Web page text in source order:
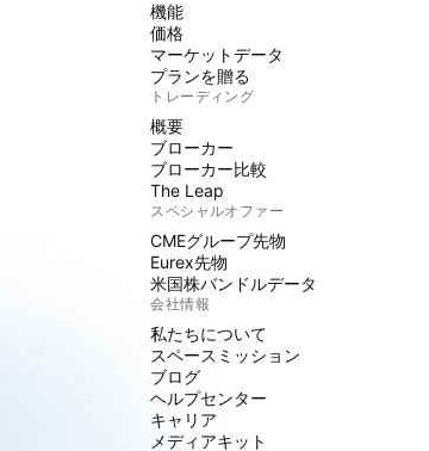
機能
価格
マーケットデータ
プランを贈る
トレーディング
概要
ブローカー
ブローカー比較
The Leap
スペシャルオファー
CMEグループ先物
Eurex先物
米国株バンドルデータ
会社情報
私たちについて
スペースミッション
ブログ
ヘルプセンター
キャリア
メディアキット